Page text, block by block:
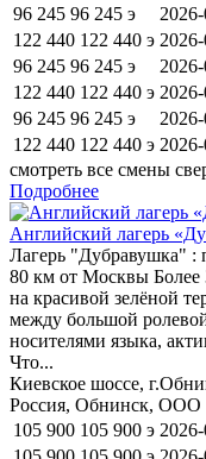
96 245 96 245 э
122 440 122 440 э
96 245 96 245 э
122 440 122 440 э
96 245 96 245 э
122 440 122 440 э
смотреть все смены
Подробнее
Английский лагерь
Лагерь "Дубравушка" :
80 км от Москвы Более
на красивой зелёной
между большой
носителями языка,
Что...
Киевское шоссе,
Россия, Обнинск,
105 900 105 900 э